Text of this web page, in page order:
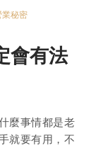
業秘密
會有法
麼事情都是老
就要有用，不